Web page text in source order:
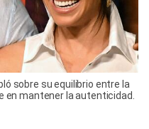
sobre su equilibrio entre la
en mantener la autenticidad.